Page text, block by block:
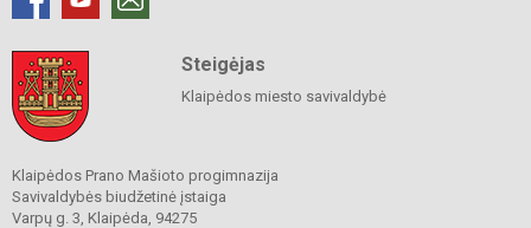
Steigėjas
Klaipėdos miesto savivaldybė
Klaipėdos Prano Mašioto progimnazija
Savivaldybės biudžetinė įstaiga
Varpų g. 3, Klaipėda, 94275